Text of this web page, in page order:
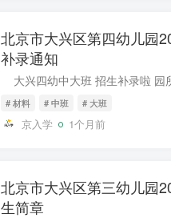
北京市大兴区第四幼儿园
补录通知
# 材料 # 中班 # 大班
京入学 1个月前
北京市大兴区第三幼儿园
生简章